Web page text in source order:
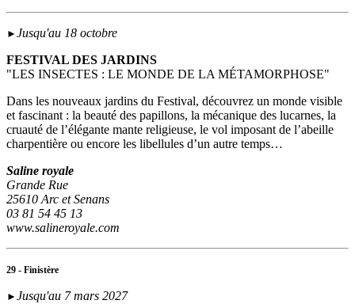
► Jusqu'au 18 octobre
FESTIVAL DES JARDINS
"LES INSECTES : LE MONDE DE LA MÉTAMORPHOSE"
Dans les nouveaux jardins du Festival, découvrez un monde visible
et fascinant : la beauté des papillons, la mécanique des lucarnes, la
cruauté de l’élégante mante religieuse, le vol imposant de l’abeille
charpentière ou encore les libellules d’un autre temps…
Saline royale
Grande Rue
25610 Arc et Senans
03 81 54 45 13
www.salineroyale.com
29 - Finistère
► Jusqu'au 7 mars 2027